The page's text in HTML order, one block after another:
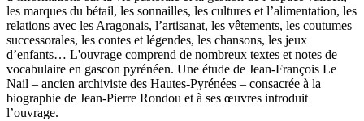
les marques du bétail, les sonnailles, les cultures et l’alimentation, les
relations avec les Aragonais, l’artisanat, les vêtements, les coutumes
successorales, les contes et légendes, les chansons, les jeux
d’enfants… L'ouvrage comprend de nombreux textes et notes de
vocabulaire en gascon pyrénéen. Une étude de Jean-François Le
Nail – ancien archiviste des Hautes-Pyrénées – consacrée à la
biographie de Jean-Pierre Rondou et à ses œuvres introduit
l’ouvrage.